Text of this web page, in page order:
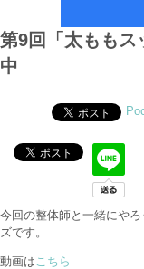
第9回「太ももス
中
今回の整体師と一緒にや
ズです。
動画は こちら